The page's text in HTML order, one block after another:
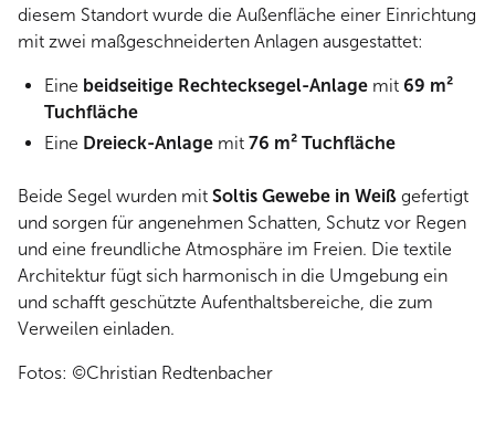
diesem Standort wurde die Außenfläche einer Einrichtung
mit zwei maßgeschneiderten Anlagen ausgestattet:
Eine beidseitige Rechtecksegel-Anlage mit 69 m²
Tuchfläche
Eine Dreieck-Anlage mit 76 m² Tuchfläche
Beide Segel wurden mit Soltis Gewebe in Weiß gefertigt
und sorgen für angenehmen Schatten, Schutz vor Regen
und eine freundliche Atmosphäre im Freien. Die textile
Architektur fügt sich harmonisch in die Umgebung ein
und schafft geschützte Aufenthaltsbereiche, die zum
Verweilen einladen.
Fotos: ©Christian Redtenbacher